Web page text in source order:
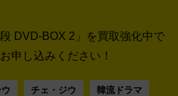
DVD-BOX 2」を買取強化中で
申し込みください！
チェ・ジウ 韓流ドラマ